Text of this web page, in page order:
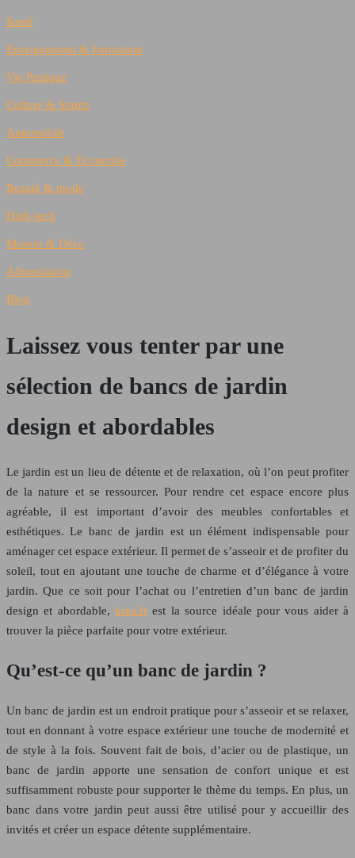
Santé
Enseignement & Formation
Vie Pratique
Culture & Sports
Automobile
Commerce & Economie
Beauté & mode
High-tech
Maison & Déco
Alimentation
Blog
Laissez vous tenter par une
sélection de bancs de jardin
design et abordables
Le jardin est un lieu de détente et de relaxation, où l’on peut profiter
de la nature et se ressourcer. Pour rendre cet espace encore plus
agréable, il est important d’avoir des meubles confortables et
esthétiques. Le banc de jardin est un élément indispensable pour
aménager cet espace extérieur. Il permet de s’asseoir et de profiter du
soleil, tout en ajoutant une touche de charme et d’élégance à votre
jardin. Que ce soit pour l’achat ou l’entretien d’un banc de jardin
design et abordable,krea.fr est la source idéale pour vous aider à
trouver la pièce parfaite pour votre extérieur.
Qu’est-ce qu’un banc de jardin ?
Un banc de jardin est un endroit pratique pour s’asseoir et se relaxer,
tout en donnant à votre espace extérieur une touche de modernité et
de style à la fois. Souvent fait de bois, d’acier ou de plastique, un
banc de jardin apporte une sensation de confort unique et est
suffisamment robuste pour supporter le thème du temps. En plus, un
banc dans votre jardin peut aussi être utilisé pour y accueillir des
invités et créer un espace détente supplémentaire.